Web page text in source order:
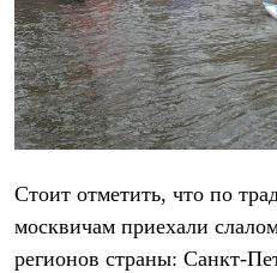
PEAK
ЗА ПОЛЯРНЫМ КРУГОМ
TREK
BASK kids
CITY
BASK juno
ИДЁМ В ПОХОД
Каталог дилеров
Баск сегодня
История
Стоит отметить, что по
москвичам приехали
регионов страны: Санкт-